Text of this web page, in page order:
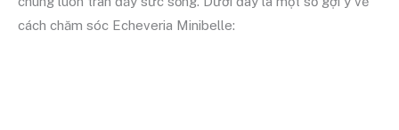
cách chăm sóc Echeveria Minibelle: